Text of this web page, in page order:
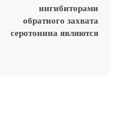
ингибиторами
обратного захвата
серотонина являются